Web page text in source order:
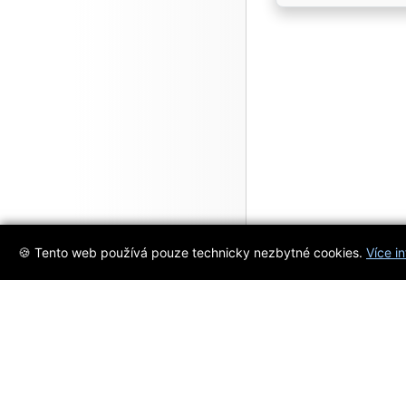
🍪 Tento web používá pouze technicky nezbytné cookies. Více